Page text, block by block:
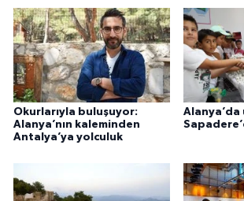
Okurlarıyla buluşuyor:
Alanya’nın kaleminden
Antalya’ya yolculuk